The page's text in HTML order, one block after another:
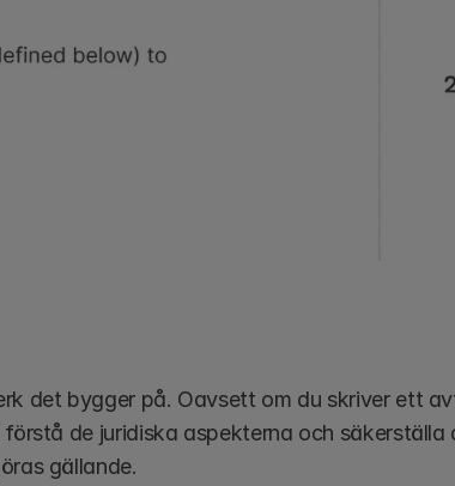
det bygger på. Oavsett om du skriver ett
de juridiska aspekterna och
gällande.